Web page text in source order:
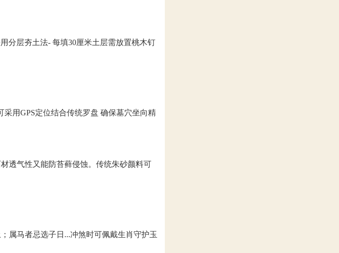
分层夯土法- 每填30厘米土层需放置桃木钉
用GPS定位结合传统罗盘 确保墓穴坐向精
透气性又能防苔藓侵蚀。传统朱砂颜料可
属马者忌选子日...冲煞时可佩戴生肖守护玉